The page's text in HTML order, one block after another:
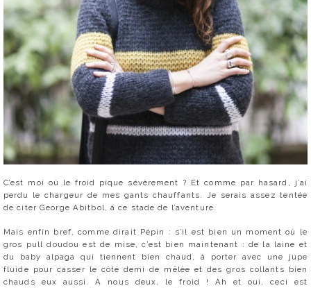
C’est moi où le froid pique sévèrement ? Et comme par hasard, j’ai
perdu le chargeur de mes gants chauffants. Je serais assez tentée
de citer George Abitbol, à ce stade de l’aventure.
Mais enfin bref, comme dirait Pépin : s’il est bien un moment où le
gros pull doudou est de mise, c’est bien maintenant : de la laine et
du baby alpaga qui tiennent bien chaud, à porter avec une jupe
fluide pour casser le côté demi de mêlée et des gros collants bien
chauds eux aussi. A nous deux, le froid ! Ah et oui, ceci est